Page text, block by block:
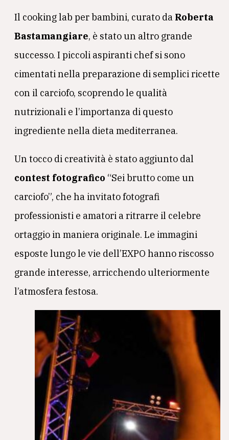
Il cooking lab per bambini, curato da Roberta
Bastamangiare, è stato un altro grande
successo. I piccoli aspiranti chef si sono
cimentati nella preparazione di semplici ricette
con il carciofo, scoprendo le qualità
nutrizionali e l’importanza di questo
ingrediente nella dieta mediterranea.
Un tocco di creatività è stato aggiunto dal
contest fotografico “Sei brutto come un
carciofo”, che ha invitato fotografi
professionisti e amatori a ritrarre il celebre
ortaggio in maniera originale. Le immagini
esposte lungo le vie dell’EXPO hanno riscosso
grande interesse, arricchendo ulteriormente
l’atmosfera festosa.